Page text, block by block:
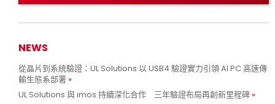
NEWS
從晶片到系統驗證：UL Solutions 以 USB4 驗證實力引領 AI PC 高速傳
輸生態系部署
UL Solutions 與 imos 持續深化合作 三年驗證布局再創新里程碑